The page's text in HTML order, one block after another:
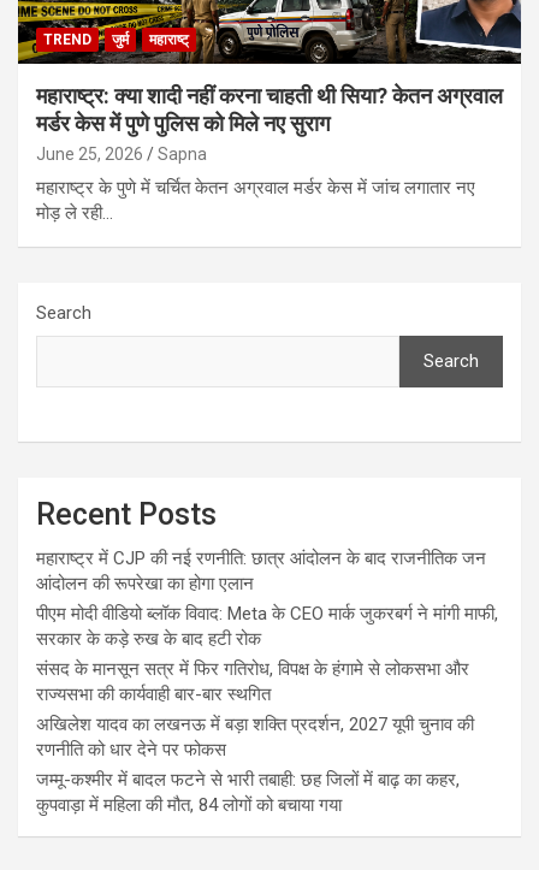
TREND जुर्म महाराष्ट्
महाराष्ट्र: क्या शादी नहीं करना चाहती थी सिया? केतन अग्रवाल
मर्डर केस में पुणे पुलिस को मिले नए सुराग
June 25, 2026 Sapna
महाराष्ट्र के पुणे में चर्चित केतन अग्रवाल मर्डर केस में जांच लगातार नए
मोड़ ले रही…
Search
Search
Recent Posts
महाराष्ट्र में CJP की नई रणनीति: छात्र आंदोलन के बाद राजनीतिक जन
आंदोलन की रूपरेखा का होगा एलान
पीएम मोदी वीडियो ब्लॉक विवाद: Meta के CEO मार्क जुकरबर्ग ने मांगी माफी,
सरकार के कड़े रुख के बाद हटी रोक
संसद के मानसून सत्र में फिर गतिरोध, विपक्ष के हंगामे से लोकसभा और
राज्यसभा की कार्यवाही बार-बार स्थगित
अखिलेश यादव का लखनऊ में बड़ा शक्ति प्रदर्शन, 2027 यूपी चुनाव की
रणनीति को धार देने पर फोकस
जम्मू-कश्मीर में बादल फटने से भारी तबाही: छह जिलों में बाढ़ का कहर,
कुपवाड़ा में महिला की मौत, 84 लोगों को बचाया गया